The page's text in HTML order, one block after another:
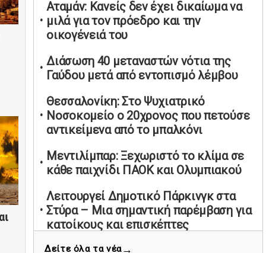
Ανεξάρτητες Αρχές
02/05/2026 | 09:36
code για πωλήσεις καπνικών και
αλκοόλ σε 88.000 σημεία
Καύσιμα αεροσκαφών: Διαβεβαιώσεις
ΕΕ για επάρκεια παρά τη γεωπολιτική
01/05/2026 | 19:54
Βελόπουλος: Κριτική σε πολιτικούς
αρχηγούς για δηλώσεις την
Πρωτομαγιά
01/05/2026 | 19:33
Αταμάν: Κανείς δεν έχει δικαίωμα να
μιλά για τον πρόεδρο και την
οικογένειά του
Διάσωση 40 μεταναστών νότια της
Γαύδου μετά από εντοπισμό λέμβου
Θεσσαλονίκη: Στο Ψυχιατρικό
Νοσοκομείο ο 20χρονος που πετούσε
αντικείμενα από το μπαλκόνι
Μεντιλίμπαρ: Ξεχωριστό το κλίμα σε
κάθε παιχνίδι ΠΑΟΚ και Ολυμπιακού
Λειτουργεί Δημοτικό Πάρκινγκ στα
Στύρα – Μια σημαντική παρέμβαση για
κατοίκους και επισκέπτες
Δείτε όλα τα νέα→